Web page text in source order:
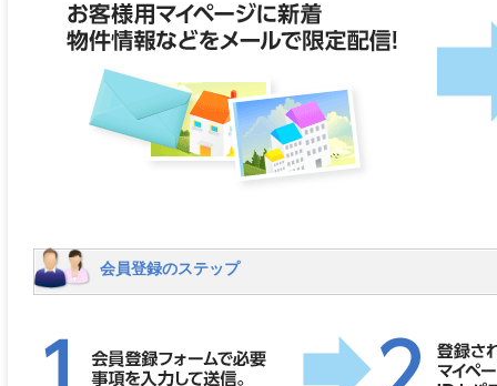
会員登録のステップ